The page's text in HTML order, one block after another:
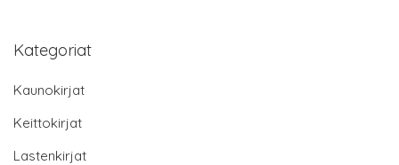
Kategoriat
Kaunokirjat
Keittokirjat
Lastenkirjat